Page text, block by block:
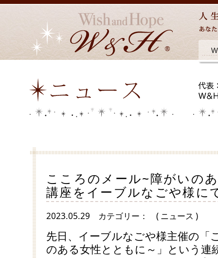
こころのメール~障がいの
講座をイーブルなごや様に
2023.05.29 カテゴリー： ( ニュース )
先日、イーブルなごや様主催の「
のある女性とともに～」という連